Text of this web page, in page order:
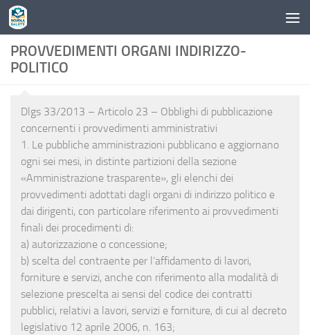
Skip to content
PROVVEDIMENTI ORGANI INDIRIZZO-
POLITICO
Dlgs 33/2013 – Articolo 23 – Obblighi di pubblicazione
concernenti i provvedimenti amministrativi
1. Le pubbliche amministrazioni pubblicano e aggiornano
ogni sei mesi, in distinte partizioni della sezione
«Amministrazione trasparente», gli elenchi dei
provvedimenti adottati dagli organi di indirizzo politico e
dai dirigenti, con particolare riferimento ai provvedimenti
finali dei procedimenti di:
a) autorizzazione o concessione;
b) scelta del contraente per l’affidamento di lavori,
forniture e servizi, anche con riferimento alla modalità di
selezione prescelta ai sensi del codice dei contratti
pubblici, relativi a lavori, servizi e forniture, di cui al decreto
legislativo 12 aprile 2006, n. 163;